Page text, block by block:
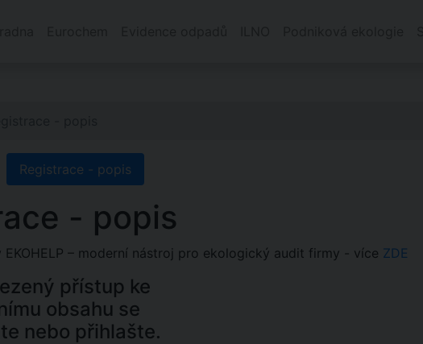
Registrace - popis
- popis
EKOHELP – moderní nástroj pro ekologický audit firmy - více ZDE
přístup ke
obsahu se
nebo přihlašte.